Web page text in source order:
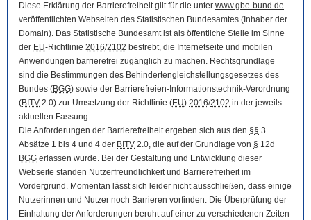
Diese Erklärung der Barrierefreiheit gilt für die unter www.gbe-bund.de
veröffentlichten Webseiten des Statistischen Bundesamtes (Inhaber der
Domain). Das Statistische Bundesamt ist als öffentliche Stelle im Sinne
der EU-Richtlinie 2016/2102 bestrebt, die Internetseite und mobilen
Anwendungen barrierefrei zugänglich zu machen. Rechtsgrundlage
sind die Bestimmungen des Behindertengleichstellungsgesetzes des
Bundes (BGG) sowie der Barrierefreien-Informationstechnik-Verordnung
(BITV 2.0) zur Umsetzung der Richtlinie (EU) 2016/2102 in der jeweils
aktuellen Fassung.
Die Anforderungen der Barrierefreiheit ergeben sich aus den §§ 3
Absätze 1 bis 4 und 4 der BITV 2.0, die auf der Grundlage von § 12d
BGG erlassen wurde. Bei der Gestaltung und Entwicklung dieser
Webseite standen Nutzerfreundlichkeit und Barrierefreiheit im
Vordergrund. Momentan lässt sich leider nicht ausschließen, dass einige
Nutzerinnen und Nutzer noch Barrieren vorfinden. Die Überprüfung der
Einhaltung der Anforderungen beruht auf einer zu verschiedenen Zeiten